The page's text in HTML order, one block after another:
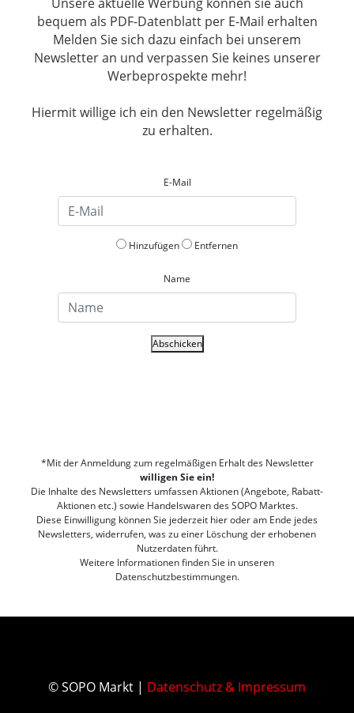
bequem als PDF-Datenblatt per E-Mail erhalten
Melden Sie sich dazu einfach bei unserem
Newsletter an und verpassen Sie keines unserer
Werbeprospekte mehr!
Hiermit willige ich ein den Newsletter regelmäßig
zu erhalten.
*Mit der Anmeldung zum regelmäßigen Erhalt des Newsletter
willigen Sie ein!
Die Inhalte des Newsletters umfassen Aktionen (Angebote, Rabatt-
Aktionen etc.) sowie Handelswaren des SOPO Marktes.
Diese Einwilligung können Sie jederzeit hier oder am Ende jedes
Newsletters, widerrufen, was zu einer Löschung der erhobenen
Nutzerdaten führt.
Weitere Informationen finden Sie in unseren
Datenschutzbestimmungen.
© SOPO Markt | Datenschutz & Impressum